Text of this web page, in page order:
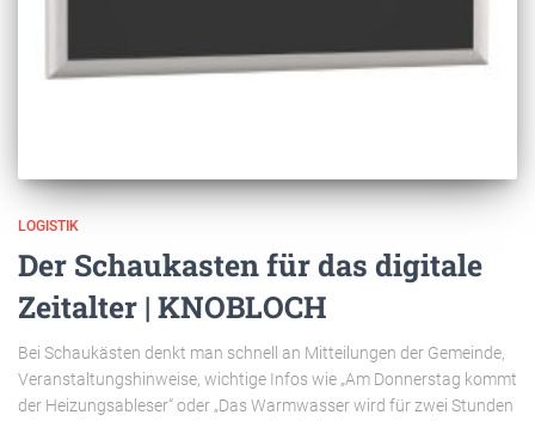
LOGISTIK
Der Schaukasten für das digitale
Zeitalter | KNOBLOCH
Bei Schaukästen denkt man schnell an Mitteilungen der Gemeinde,
Veranstaltungshinweise, wichtige Infos wie „Am Donnerstag kommt
der Heizungsableser“ oder „Das Warmwasser wird für zwei Stunden